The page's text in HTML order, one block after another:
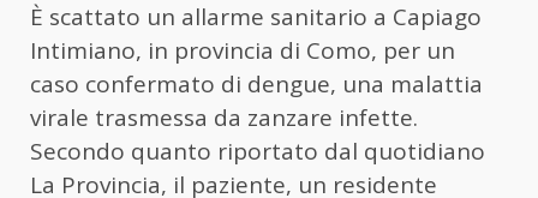
È scattato un allarme sanitario a Capiago
Intimiano, in provincia di Como, per un
caso confermato di dengue, una malattia
virale trasmessa da zanzare infette.
Secondo quanto riportato dal quotidiano
La Provincia, il paziente, un residente